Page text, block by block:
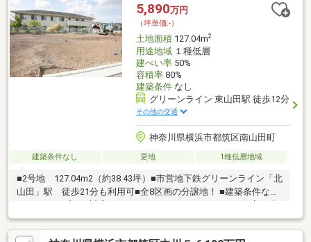
5,890万円
（坪単価:-）
土地面積127.04m2
用途地域１種低層
建ぺい率50%
容積率80%
建築条件なし
グリーンライン 東山田駅 徒歩12分
その他の交通
神奈川県横浜市都筑区南山田町
建築条件なし 更地 1種低層地域
■2号地 127.04m2（約38.43坪）■市営地下鉄グリーンライン「北
山田」駅 徒歩21分も利用可■全8区画の分譲地！ ■建築条件な
し・フリープラン対応可 ■お好きなハウスメーカーや工務店で建
築可能です。 ■低層住宅専用エリア ■お気軽にお問い合わせくだ
さい♪